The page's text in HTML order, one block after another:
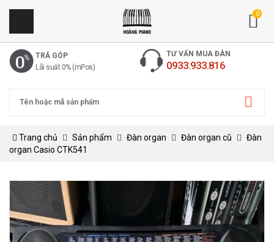
0
TRẢ GÓP
Lãi suất 0% (mPos)
TƯ VẤN MUA ĐÀN
0933.933.816
Trang chủ Sản phẩm Đàn organ Đàn organ cũ
Đàn
organ Casio CTK541